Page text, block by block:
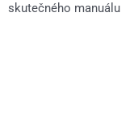
skutečného manuálu